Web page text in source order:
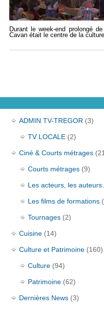
Durant le week-end prolongé
Cavan était le centre de la
ADMIN TV-TREGOR (3)
TV LOCALE (2)
Ciné & Courts métrages
Courts métrages (9)
Les acteurs, les
Les films de formations
Tournages (2)
Cuisine (14)
Culture et Patrimoine (160)
Culture (94)
Patrimoine (62)
Dernières News (3)